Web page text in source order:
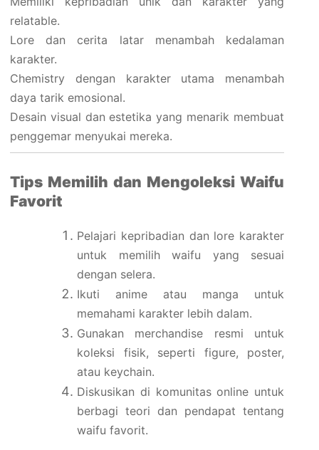
relatable.
Lore dan cerita latar menambah kedalaman
karakter.
Chemistry dengan karakter utama menambah
daya tarik emosional.
Desain visual dan estetika yang menarik membuat
penggemar menyukai mereka.
Tips Memilih dan Mengoleksi Waifu
Favorit
Pelajari kepribadian dan lore karakter
untuk memilih waifu yang sesuai
dengan selera.
Ikuti anime atau manga untuk
memahami karakter lebih dalam.
Gunakan merchandise resmi untuk
koleksi fisik, seperti figure, poster,
atau keychain.
Diskusikan di komunitas online untuk
berbagi teori dan pendapat tentang
waifu favorit.